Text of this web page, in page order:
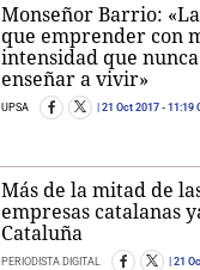
Monseñor Barrio:
que emprender con
intensidad que
enseñar a vivir»
UPSA 21 Oct 2017 - 11:19
Más de la mitad de
empresas catalanas
Cataluña
PERIODISTA DIGITAL 21